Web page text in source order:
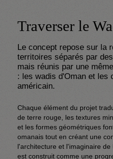
Traverser le
Le concept repose sur la
territoires séparés par
mais réunis par une
: les wadis d'Oman et les
Chaque élément du projet
de terre rouge, les textures
et les formes géométriques
omanais tout en créant une
l'architecture et l'imaginaire
est construit comme une